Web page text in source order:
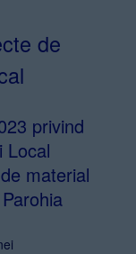
de
privind
Local
material